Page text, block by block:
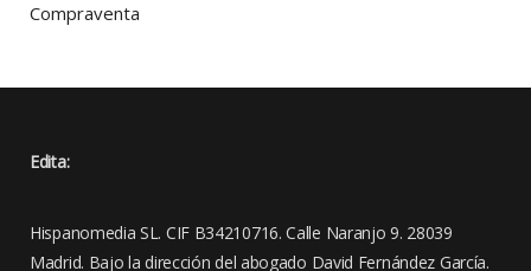
Compraventa
Edita:
Hispanomedia SL. CIF B34210716. Calle Naranjo 9. 28039
Madrid. Bajo la dirección del abogado David Fernández García.